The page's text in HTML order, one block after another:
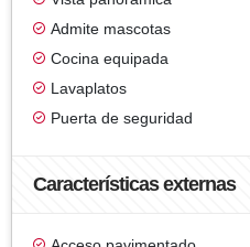
Admite mascotas
Cocina equipada
Lavaplatos
Puerta de seguridad
Características externas